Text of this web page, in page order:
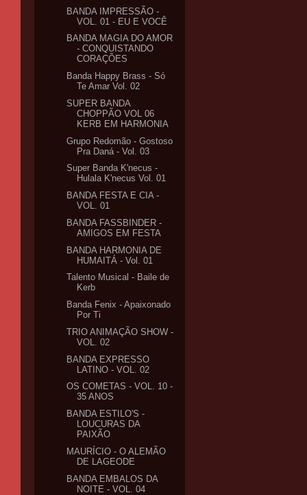
BANDA IMPRESSÃO -
VOL. 01 - EU E VOCÊ
BANDA MAGIA DO AMOR
- CONQUISTANDO
CORAÇÕES
Banda Happy Brass - Só
Te Amar Vol. 02
SUPER BANDA
CHOPPÃO VOL 06
KERB EM HARMONIA
Grupo Redomão - Gostoso
Pra Daná - Vol. 03
Super Banda K'necus -
Hulala K'necus Vol. 01
BANDA FESTA E CIA -
VOL. 01
BANDA FASSBINDER -
AMIGOS EM FESTA
BANDA HARMONIA DE
HUMAITÁ - Vol. 01
Talento Musical - Baile de
Kerb
Banda Fenix - Apaixonado
Por Ti
TRIO ANIMAÇÃO SHOW -
VOL. 02
BANDA EXPRESSO
LATINO - VOL. 02
OS COMETAS - VOL. 10 -
35 ANOS
BANDA ESTILO'S -
LOUCURAS DA
PAIXÃO
MAURÍCIO - O ALEMÃO
DE LAGEODE
BANDA EMBALOS DA
NOITE - VOL. 04